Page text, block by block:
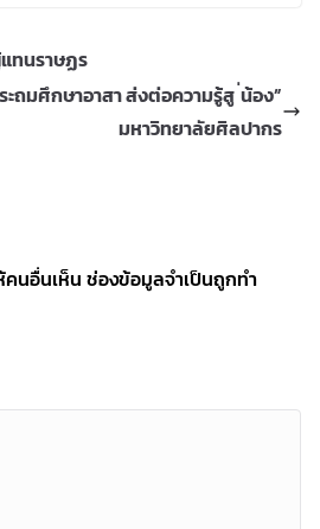
ทนราษฏร
ะถมศึกษาอาสา ส่งต่อความรู้สู ่น้อง”
มหาวิทยาลัยศิลปากร
คนอื่นเห็น ช่องข้อมูลจำเป็นถูกทำ